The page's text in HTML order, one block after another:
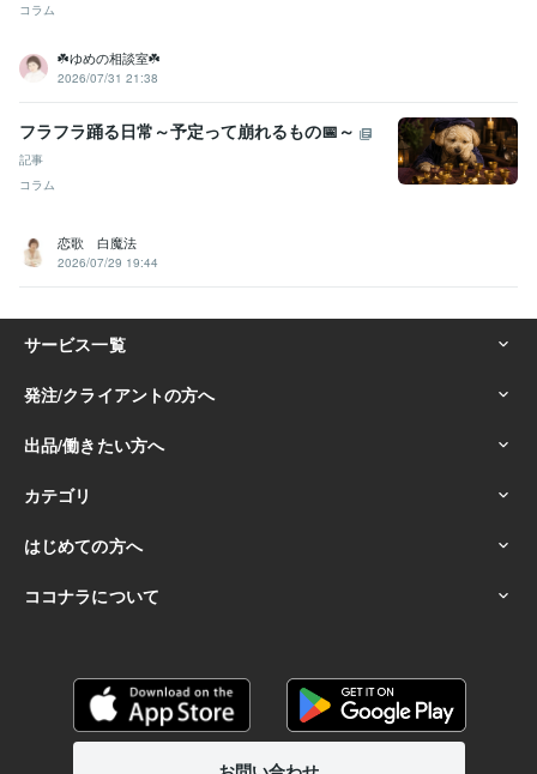
コラム
☘️ゆめの相談室☘️
2026/07/31 21:38
フラフラ踊る日常～予定って崩れるもの📅～
記事
コラム
恋歌 白魔法
2026/07/29 19:44